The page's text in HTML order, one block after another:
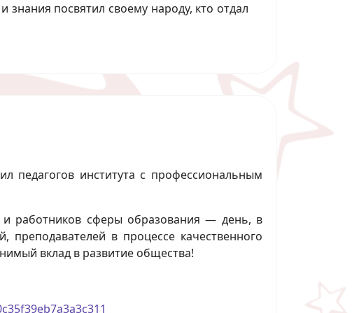
посвятил своему народу, кто отдал
педагогов института с профессиональным
и работников сферы образования — день, в
преподавателей в процессе качественного
вклад в развитие общества!